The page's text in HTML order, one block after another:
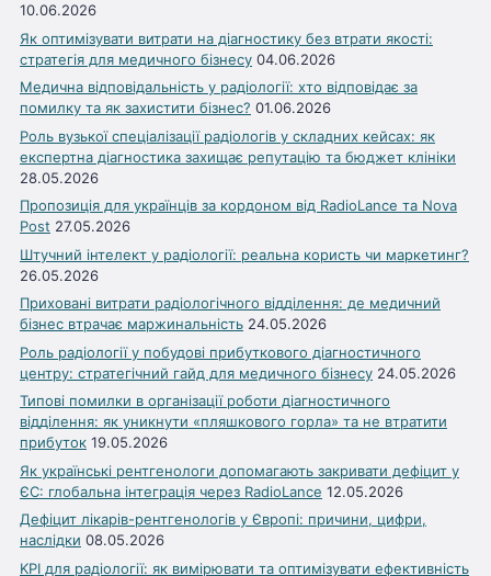
10.06.2026
Як оптимізувати витрати на діагностику без втрати якості:
стратегія для медичного бізнесу 04.06.2026
Медична відповідальність у радіології: хто відповідає за
помилку та як захистити бізнес? 01.06.2026
Роль вузької спеціалізації радіологів у складних кейсах: як
експертна діагностика захищає репутацію та бюджет клініки
28.05.2026
Пропозиція для українців за кордоном від RadioLance та Nova
Post 27.05.2026
Штучний інтелект у радіології: реальна користь чи маркетинг?
26.05.2026
Приховані витрати радіологічного відділення: де медичний
бізнес втрачає маржинальність 24.05.2026
Роль радіології у побудові прибуткового діагностичного
центру: стратегічний гайд для медичного бізнесу 24.05.2026
Типові помилки в організації роботи діагностичного
відділення: як уникнути «пляшкового горла» та не втратити
прибуток 19.05.2026
Як українські рентгенологи допомагають закривати дефіцит у
ЄС: глобальна інтеграція через RadioLance 12.05.2026
Дефіцит лікарів-рентгенологів у Європі: причини, цифри,
наслідки 08.05.2026
KPI для радіології: як вимірювати та оптимізувати ефективність